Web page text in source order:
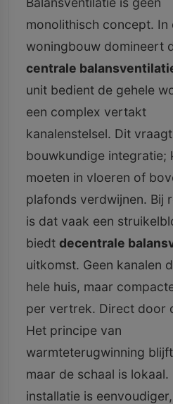
monolithisch concept. In
woningbouw domineert
centrale
unit bedient de gehele
een complex vertakt
kanalenstelsel. Dit
bouwkundige integratie;
moeten in vloeren of
plafonds verdwijnen. Bij
is dat vaak een
biedt decentrale
uitkomst. Geen kanalen
hele huis, maar
per vertrek. Direct door
Het principe van
warmteterugwinning
maar de schaal is lokaal.
installatie is